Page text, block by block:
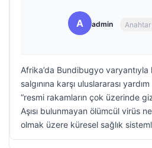
A admin
Afrika’da Bundibugyo varyantıyla
salgınına karşı uluslararası
“resmi rakamların çok üzerinde
Aşısı bulunmayan ölümcül virüs
olmak üzere küresel sağlık